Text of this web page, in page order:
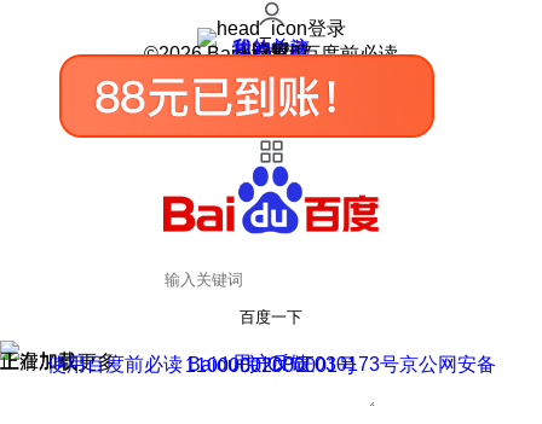
登录
我的关注
我的收藏
皮肤中心
用户反馈
设置
©2026 Baidu 使用百度前必读
百度一下
正在加载
上滑加载更多 用户反馈
使用百度前必读 Baidu 京ICP证030173号
京公网安备11000002000001号